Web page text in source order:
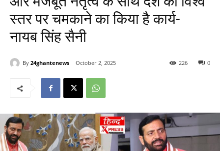
स्तर पर चमकाने का किया है कार्य-
नायब सिंह सैनी
By 24ghantenews October 2, 2025 0
226